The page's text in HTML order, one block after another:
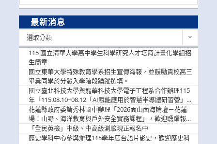
最新消息
選取分類
115 國立清華大學高中學生科學研究人才培育計畫化學組招
生簡章
國立東華大學特殊教育學系招生宣傳海報，並鼓勵貴校高三
畢業同學於分發入學階段踴躍選填。
國立臺北科技大學與龍華科技大學電子工程系合作辦理115
年「115.08.10~08.12「AI賦能應用於智慧半導體研習營」，
歡迎學生踴躍報名參加
花蓮縣政府委請秀林國中辦理「2026面山面海論壇－花蓮
場：山野、海洋教育與戶外安全實務課程」，歡迎踴躍報名
參加
「全民英檢」中級、中高級測驗現正報名中
歷史學科中心參與辦理115學年度台語片影史，歡迎歷史科